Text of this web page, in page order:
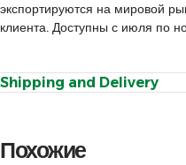
экспортируются на мировой
клиента. Доступны с июля по
Shipping and Delivery
Похожие